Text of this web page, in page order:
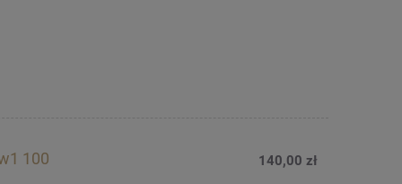
100
140,00 zł